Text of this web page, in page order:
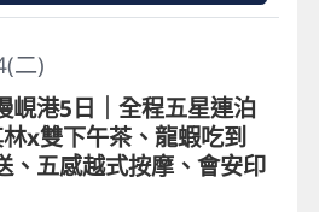
二)
峴港5日｜全程五星連泊
x雙下午茶、龍蝦吃到
、五感越式按摩、會安印